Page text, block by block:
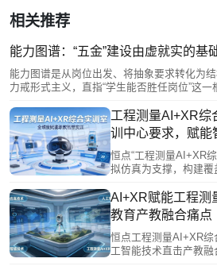
相关推荐
能力图谱：“五金”建设由虚就实的基
能力图谱是从岗位出发、将抽象要求转化为
力戒形式主义，直指“学生能否胜任岗位”这一
方向，并指导实训基地按生产标准考核。能
实践的桥梁，让产教融合高质量从宏大目标
子开辟从零到全的能力成长路径。
工程测量AI+XR综
训中心要求，赋能
恒点“工程测量AI+XR
拟仿真为支撑，构建
式互动教学及虚实融
内容滞后、场景受限等
性化培养，推动人才培
型升级，为测绘行业数
能人才支撑。
AI+XR赋能工程测
教育产教融合痛点
恒点工程测量AI+XR综
工智能技术直击产教融